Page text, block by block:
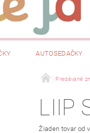
AUTOSEDAČKY
Predávané
LIIP
Žiaden tovar od